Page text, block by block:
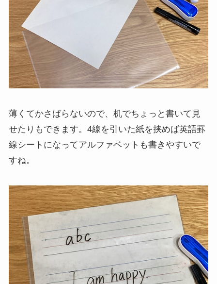
薄くてかさばらないので、机でちょっと書いて見
せたりもできます。4線を引いた紙を挟めば英語罫
線シートになってアルファベットも書きやすいで
すね。